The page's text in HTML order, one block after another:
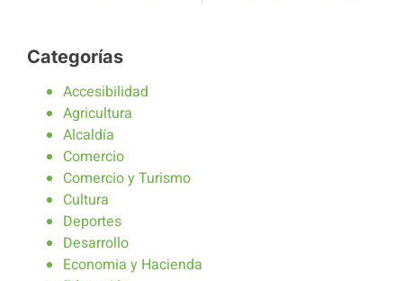
Categorías
Accesibilidad
Agricultura
Alcaldía
Comercio
Comercio y Turismo
Cultura
Deportes
Desarrollo
Economia y Hacienda